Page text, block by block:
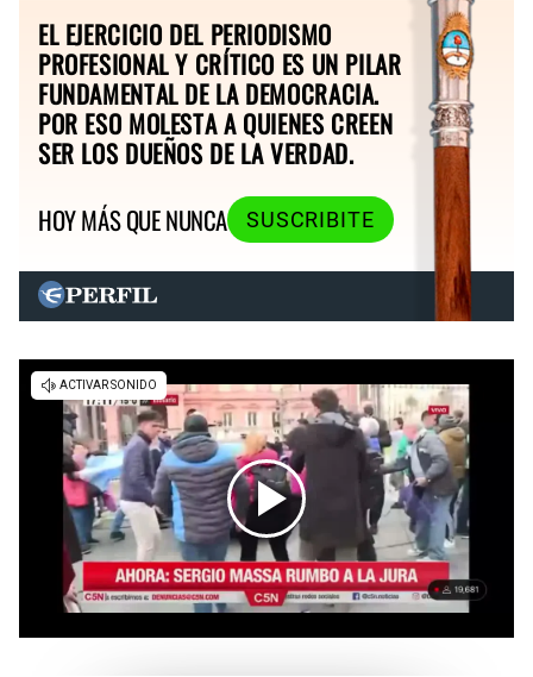
EL EJERCICIO DEL PERIODISMO
PROFESIONAL Y CRÍTICO ES UN PILAR
FUNDAMENTAL DE LA DEMOCRACIA.
POR ESO MOLESTA A QUIENES CREEN
SER LOS DUEÑOS DE LA VERDAD.
HOY MÁS QUE NUNCA
SUSCRIBITE